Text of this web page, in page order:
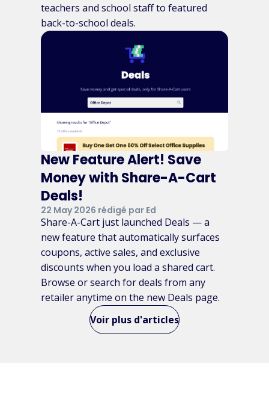
teachers and school staff to featured
back-to-school deals.
New Feature Alert! Save
Money with Share-A-Cart
Deals!
22 May 2026 rédigé par Ed
Share-A-Cart just launched Deals — a
new feature that automatically surfaces
coupons, active sales, and exclusive
discounts when you load a shared cart.
Browse or search for deals from any
retailer anytime on the new Deals page.
Voir plus d'articles